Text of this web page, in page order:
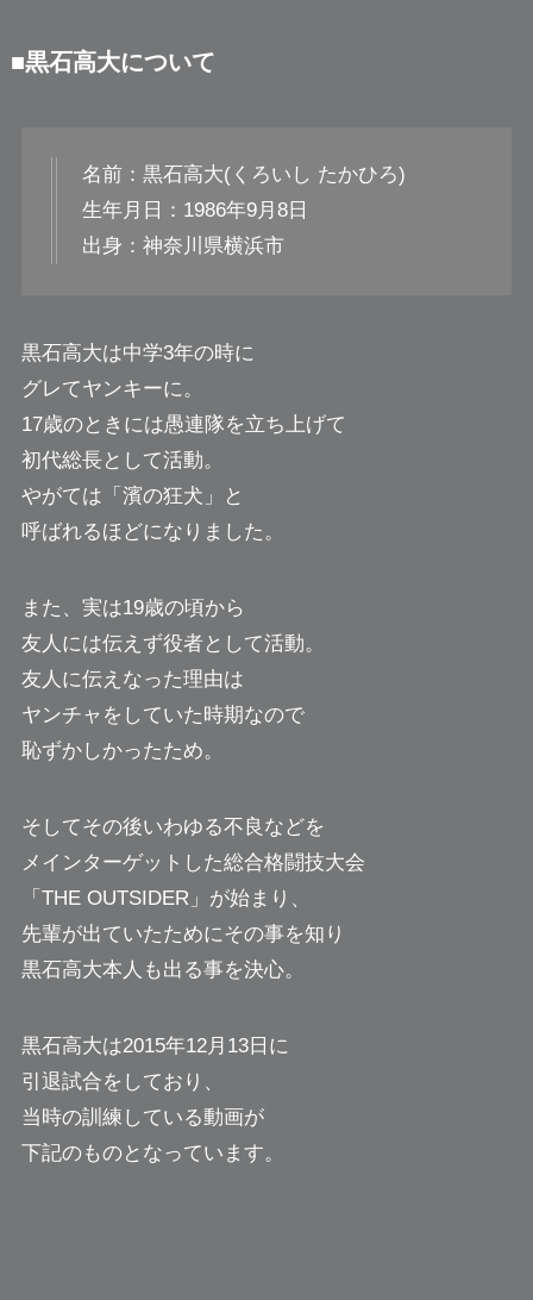
■黒石高大について
名前：黒石高大(くろいし たかひろ)
生年月日：1986年9月8日
出身：神奈川県横浜市
黒石高大は中学3年の時に
グレてヤンキーに。
17歳のときには愚連隊を立ち上げて
初代総長として活動。
やがては「濱の狂犬」と
呼ばれるほどになりました。
また、実は19歳の頃から
友人には伝えず役者として活動。
友人に伝えなった理由は
ヤンチャをしていた時期なので
恥ずかしかったため。
そしてその後いわゆる不良などを
メインターゲットした総合格闘技大会
「THE OUTSIDER」が始まり、
先輩が出ていたためにその事を知り
黒石高大本人も出る事を決心。
黒石高大は2015年12月13日に
引退試合をしており、
当時の訓練している動画が
下記のものとなっています。